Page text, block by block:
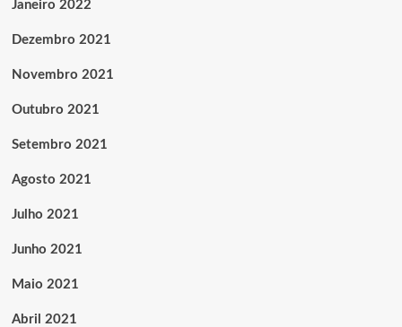
Janeiro 2022
Dezembro 2021
Novembro 2021
Outubro 2021
Setembro 2021
Agosto 2021
Julho 2021
Junho 2021
Maio 2021
Abril 2021